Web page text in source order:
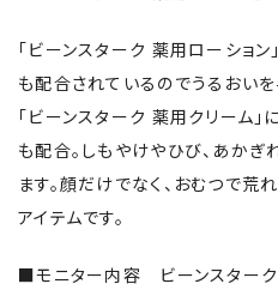
「ビーンスターク 薬用ローション
も配合されているのでうるおい
「ビーンスターク 薬用クリーム
も配合。しもやけやひび、あか
ます。顔だけでなく、おむつで荒
アイテムです。
■モニター内容 ビーンスターク